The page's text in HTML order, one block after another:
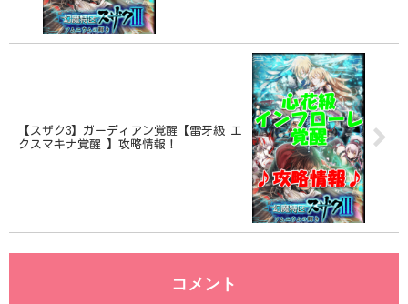
【スザク3】ガーディアン覚醒【雷牙級 エ
クスマキナ覚醒 】攻略情報！
コメント